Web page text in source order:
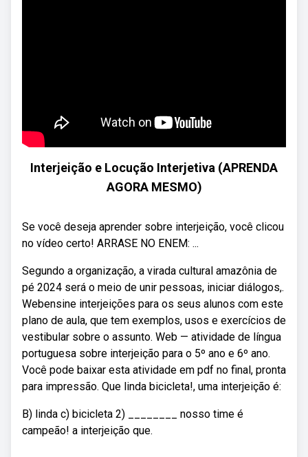
Interjeição e Locução Interjetiva (APRENDA
AGORA MESMO)
Se você deseja aprender sobre interjeição, você clicou
no vídeo certo! ARRASE NO ENEM: ...
Segundo a organização, a virada cultural amazônia de
pé 2024 será o meio de unir pessoas, iniciar diálogos,.
Webensine interjeições para os seus alunos com este
plano de aula, que tem exemplos, usos e exercícios de
vestibular sobre o assunto. Web — atividade de língua
portuguesa sobre interjeição para o 5º ano e 6º ano.
Você pode baixar esta atividade em pdf no final, pronta
para impressão. Que linda bicicleta!, uma interjeição é:
B) linda c) bicicleta 2) ________ nosso time é
campeão! a interjeição que.